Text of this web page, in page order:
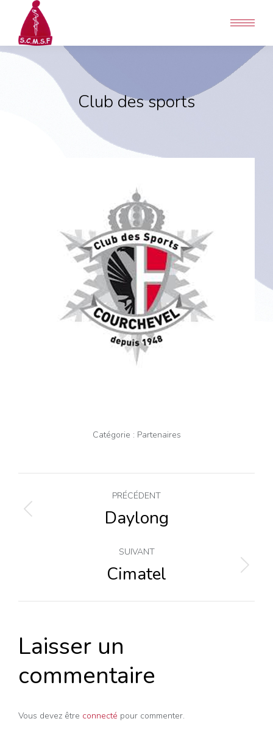
Club des sports
Catégorie : Partenaires
Navigation
de
commentaire
PRÉCÉDENT
Onglet
Daylong
SUIVANT
Projets
Cimatel
Laisser un
commentaire
Vous devez être connecté pour commenter.